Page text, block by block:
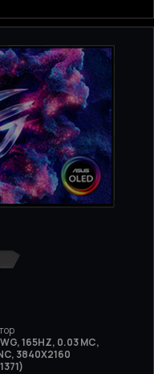
165HZ, 0.03 МС,
3840Х2160